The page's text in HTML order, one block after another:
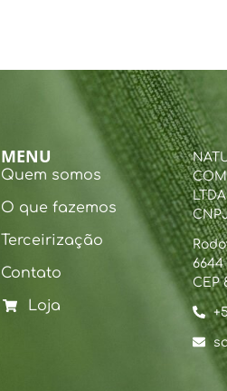
MENU
Quem somos
O que fazemos
Terceirização
Contato
Loja
LTDA
6644
CEP